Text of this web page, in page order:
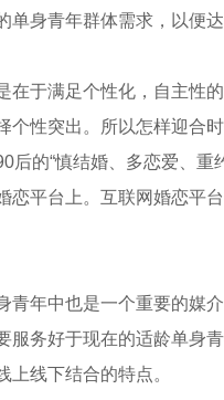
身青年群体需求，以便
在于满足个性化，自主性
性突出。所以怎样迎合
后的“慎结婚、多恋爱、
恋平台上。互联网婚恋平
青年中也是一个重要的媒
服务好于现在的适龄单身
上线下结合的特点。